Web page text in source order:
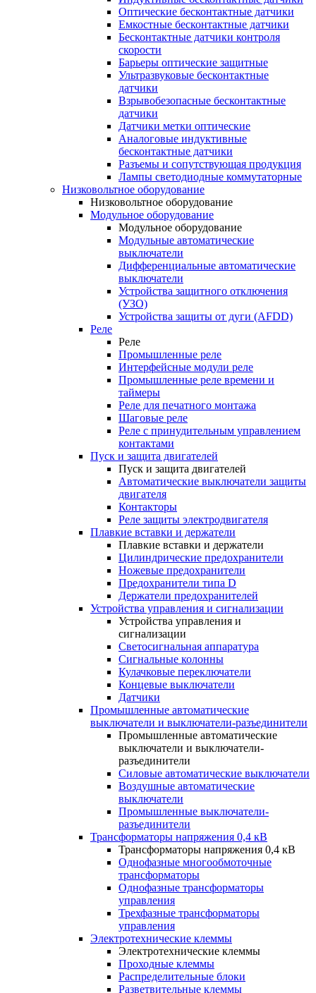
Оптические бесконтактные датчики
Емкостные бесконтактные датчики
Бесконтактные датчики контроля
скорости
Барьеры оптические защитные
Ультразвуковые бесконтактные
датчики
Взрывобезопасные бесконтактные
датчики
Датчики метки оптические
Аналоговые индуктивные
бесконтактные датчики
Разъемы и сопутствующая продукция
Лампы светодиодные коммутаторные
Низковольтное оборудование
Низковольтное оборудование
Модульное оборудование
Модульное оборудование
Модульные автоматические
выключатели
Дифференциальные автоматические
выключатели
Устройства защитного отключения
(УЗО)
Устройства защиты от дуги (AFDD)
Реле
Реле
Промышленные реле
Интерфейсные модули реле
Промышленные реле времени и
таймеры
Реле для печатного монтажа
Шаговые реле
Реле с принудительным управлением
контактами
Пуск и защита двигателей
Пуск и защита двигателей
Автоматические выключатели защиты
двигателя
Контакторы
Реле защиты электродвигателя
Плавкие вставки и держатели
Плавкие вставки и держатели
Цилиндрические предохранители
Ножевые предохранители
Предохранители типа D
Держатели предохранителей
Устройства управления и сигнализации
Устройства управления и
сигнализации
Светосигнальная аппаратура
Сигнальные колонны
Кулачковые переключатели
Концевые выключатели
Датчики
Промышленные автоматические
выключатели и выключатели-разъединители
Промышленные автоматические
выключатели и выключатели-
разъединители
Силовые автоматические выключатели
Воздушные автоматические
выключатели
Промышленные выключатели-
разъединители
Трансформаторы напряжения 0,4 кВ
Трансформаторы напряжения 0,4 кВ
Однофазные многообмоточные
трансформаторы
Однофазные трансформаторы
управления
Трехфазные трансформаторы
управления
Электротехнические клеммы
Электротехнические клеммы
Проходные клеммы
Распределительные блоки
Разветвительные клеммы